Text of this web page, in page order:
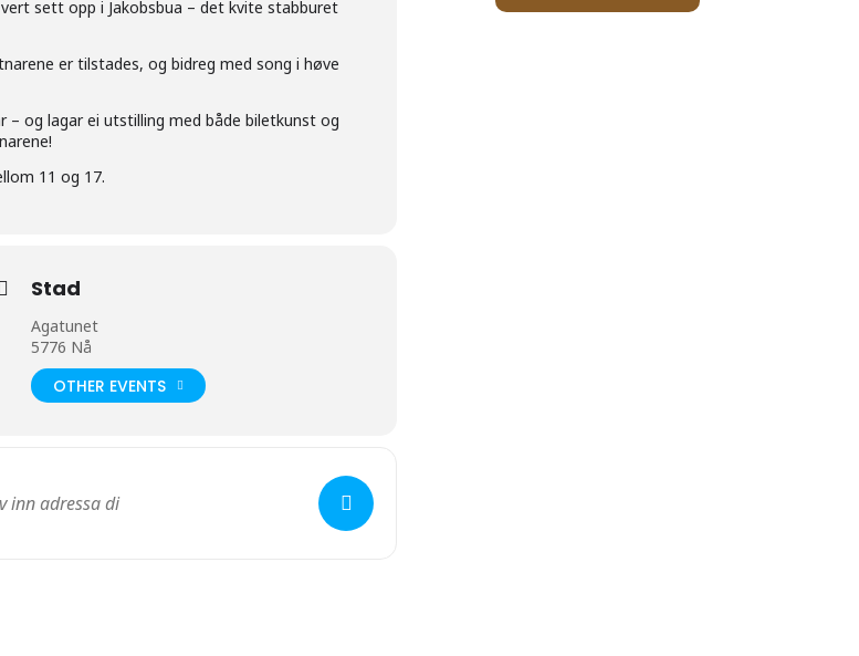
sett opp i Jakobsbua – det kvite stabburet
er tilstades, og bidreg med song i høve
og lagar ei utstilling med både biletkunst og
11 og 17.
Stad
Agatunet
5776 Nå
OTHER EVENTS